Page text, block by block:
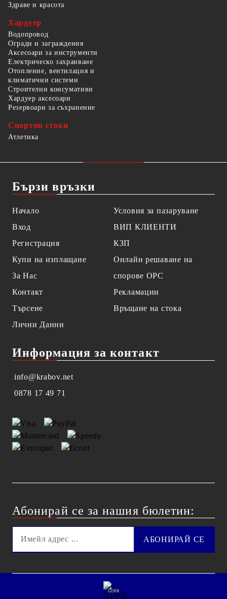
Здраве и красота
Хардуер
Водопровод
Огради и заграждения
Аксесоари за инструменти
Електрическо захранване
Отопление, вентилация и
климатични системи
Строителни консумативи
Хардуер аксесоари
Резервоари за съхранение
Спортни стоки
Атлетика
Бързи връзки
Начало
Вход
Регистрация
Купи на изплащане
За Нас
Контакт
Търсене
Лични Данни
Условия за пазаруване
ВИП КЛИЕНТИ
КЗП
Онлайн решаване на
спорове OPC
Рекламации
Връщане на стока
Информация за контакт
info@krabov.net
0878 17 49 71
Абонирай се за нашия бюлетин:
GDPR